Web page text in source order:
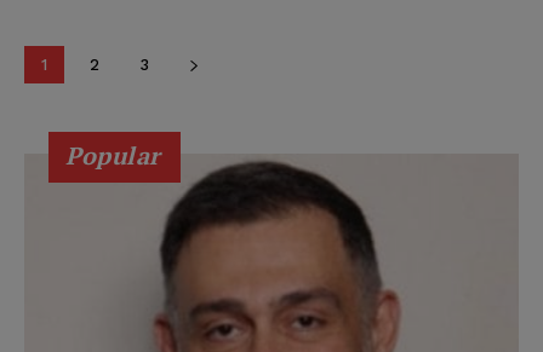
1 2 3
Popular